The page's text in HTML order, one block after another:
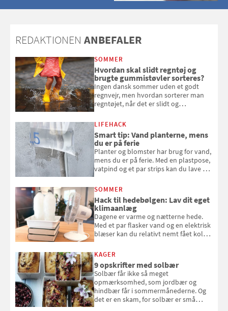
REDAKTIONEN ANBEFALER
SOMMER
Hvordan skal slidt regntøj og
brugte gummistøvler sorteres?
Ingen dansk sommer uden et godt
regnvejr, men hvordan sorterer man
regntøjet, når det er slidt og
LIFEHACK
Smart tip: Vand planterne, mens
du er på ferie
Planter og blomster har brug for vand,
mens du er på ferie. Med en plastpose,
vatpind og et par strips kan du lave dit
at bede naboen om at vande eller
komme hjem til døde planter
SOMMER
Hack til hedebølgen: Lav dit eget
klimaanlæg
Dagene er varme og nætterne hede.
Med et par flasker vand og en elektrisk
blæser kan du relativt nemt fået koldt
og se, hvordan du gør
KAGER
9 opskrifter med solbær
Solbær får ikke så meget
opmærksomhed, som jordbær og
hindbær får i sommermånederne. Og
det er en skam, for solbær er små